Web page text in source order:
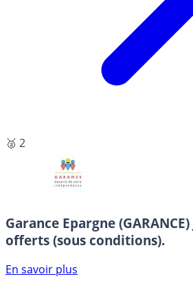
🥈 2
Garance Epargne (GARANCE)
offerts (sous conditions).
En savoir plus